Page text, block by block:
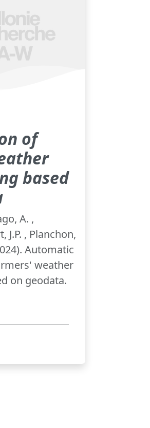
of
based
A. ,
J.P. , Planchon,
Automatic
weather
on geodata.